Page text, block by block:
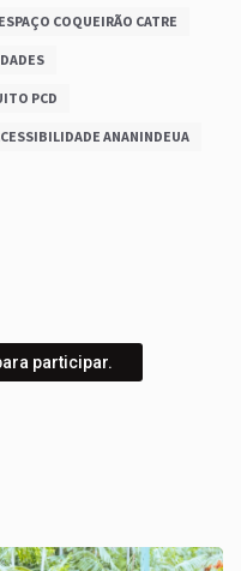
ESPAÇO COQUEIRÃO CATRE
PCD
ANANINDEUA
participar.